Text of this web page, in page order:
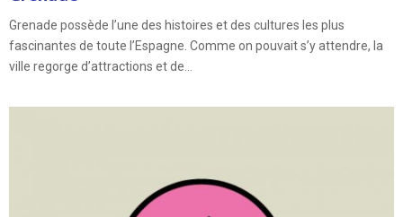
Grenade possède l’une des histoires et des cultures les plus
fascinantes de toute l’Espagne. Comme on pouvait s’y attendre, la
ville regorge d’attractions et de...